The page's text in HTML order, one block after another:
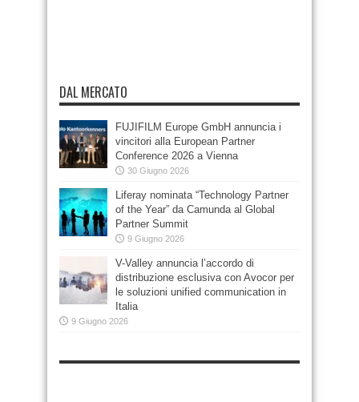
DAL MERCATO
FUJIFILM Europe GmbH annuncia i
vincitori alla European Partner
Conference 2026 a Vienna
30 Giugno 2026
Liferay nominata “Technology Partner
of the Year” da Camunda al Global
Partner Summit
9 Giugno 2026
V-Valley annuncia l’accordo di
distribuzione esclusiva con Avocor per
le soluzioni unified communication in
Italia
9 Giugno 2026